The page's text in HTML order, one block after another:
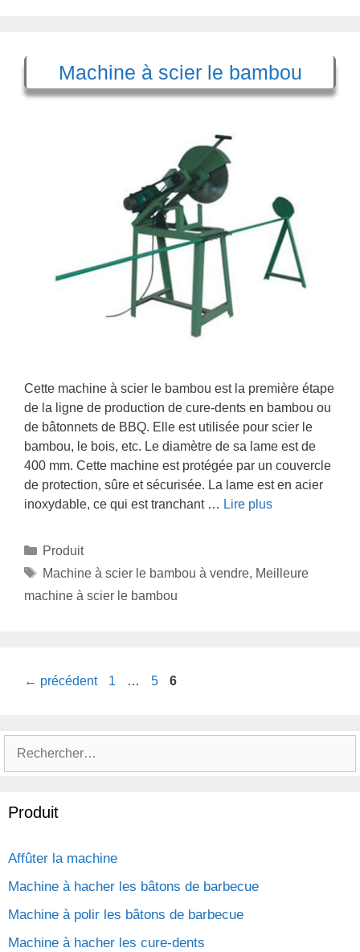
Machine à scier le bambou
Cette machine à scier le bambou est la première étape
de la ligne de production de cure-dents en bambou ou
de bâtonnets de BBQ. Elle est utilisée pour scier le
bambou, le bois, etc. Le diamètre de sa lame est de
400 mm. Cette machine est protégée par un couvercle
de protection, sûre et sécurisée. La lame est en acier
inoxydable, ce qui est tranchant … Lire plus
Catégories
Produit
Étiquettes
Machine à scier le bambou à vendre, Meilleure
machine à scier le bambou
← précédent Page
1 … Page
5 Page
6
Produit
Affûter la machine
Machine à hacher les bâtons de barbecue
Machine à polir les bâtons de barbecue
Machine à hacher les cure-dents